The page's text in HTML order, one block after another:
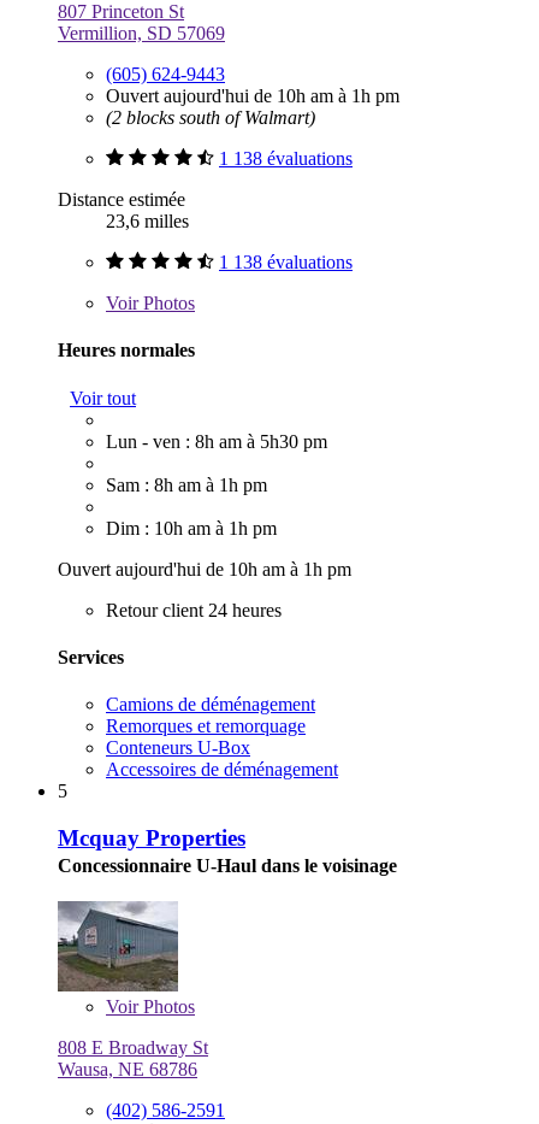
807 Princeton St
Vermillion, SD 57069
(605) 624-9443
Ouvert aujourd'hui de 10h am à 1h pm
(2 blocks south of Walmart)
1 138 évaluations
Distance estimée
23,6 milles
1 138 évaluations
VoirPhotos
Heures normales
Voir tout
Lun - ven : 8h am à 5h30 pm
Sam : 8h am à 1h pm
Dim : 10h am à 1h pm
Ouvert aujourd'hui de 10h am à 1h pm
Retour client 24 heures
Services
Camions de déménagement
Remorques et remorquage
Conteneurs U-Box
Accessoires de déménagement
5
Mcquay Properties
Concessionnaire U-Haul dans le voisinage
VoirPhotos
808 E Broadway St
Wausa, NE 68786
(402) 586-2591